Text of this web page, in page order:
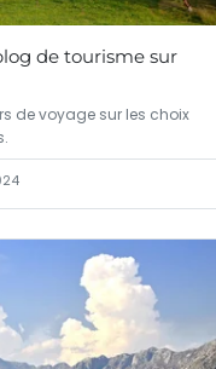
de tourisme sur
de voyage sur les choix